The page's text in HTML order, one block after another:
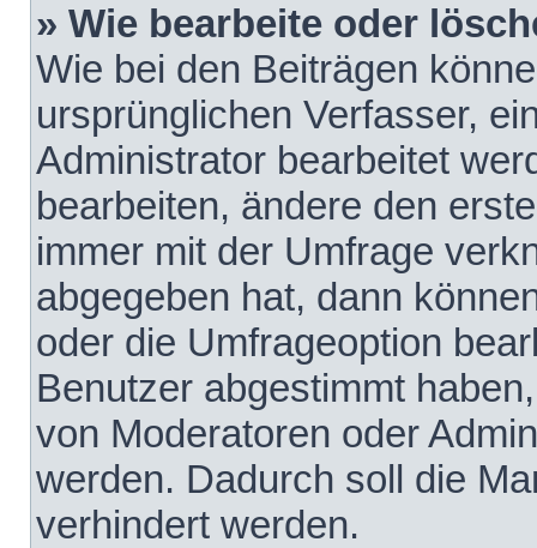
» Wie bearbeite oder
Wie bei den Beiträgen
ursprünglichen Verfasser,
Administrator bearbeitet
bearbeiten, ändere den
immer mit der Umfrage
abgegeben hat, dann
oder die Umfrageoption
Benutzer abgestimmt
von Moderatoren oder
werden. Dadurch soll die
verhindert werden.